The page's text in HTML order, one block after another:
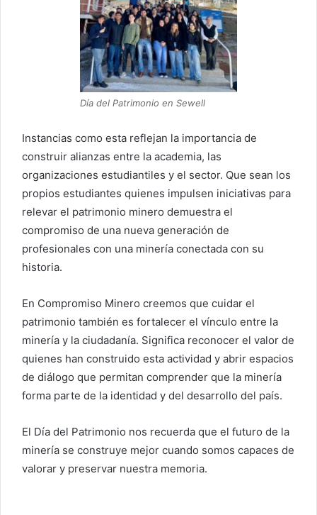
Día del Patrimonio en Sewell
Instancias como esta reflejan la importancia de
construir alianzas entre la academia, las
organizaciones estudiantiles y el sector. Que sean los
propios estudiantes quienes impulsen iniciativas para
relevar el patrimonio minero demuestra el
compromiso de una nueva generación de
profesionales con una minería conectada con su
historia.
En Compromiso Minero creemos que cuidar el
patrimonio también es fortalecer el vínculo entre la
minería y la ciudadanía. Significa reconocer el valor de
quienes han construido esta actividad y abrir espacios
de diálogo que permitan comprender que la minería
forma parte de la identidad y del desarrollo del país.
El Día del Patrimonio nos recuerda que el futuro de la
minería se construye mejor cuando somos capaces de
valorar y preservar nuestra memoria.